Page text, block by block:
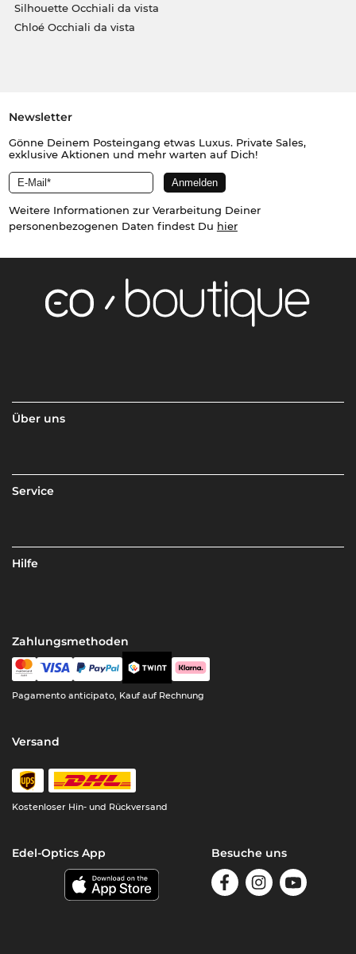
Silhouette Occhiali da vista
Chloé Occhiali da vista
Newsletter
Gönne Deinem Posteingang etwas Luxus. Private Sales,
exklusive Aktionen und mehr warten auf Dich!
Weitere Informationen zur Verarbeitung Deiner
personenbezogenen Daten findest Du hier
Über uns
Service
Hilfe
Zahlungsmethoden
Pagamento anticipato, Kauf auf Rechnung
Versand
Kostenloser Hin- und Rückversand
Edel-Optics App Besuche uns